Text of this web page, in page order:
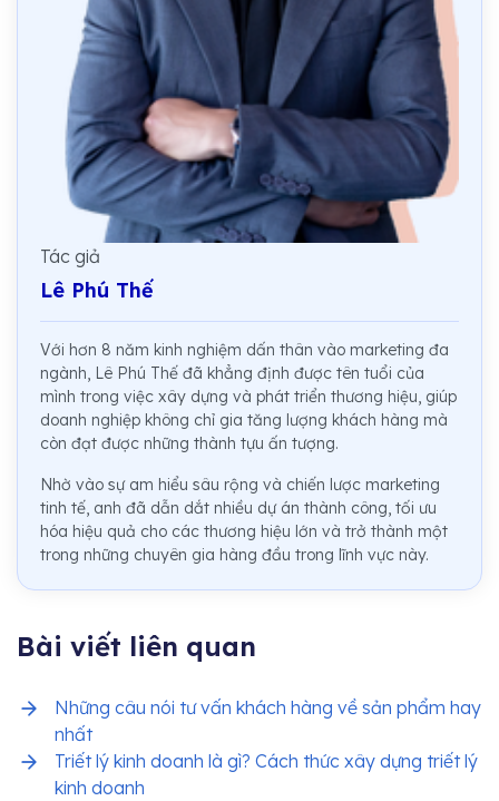
Tác giả
Lê Phú Thế
Với hơn 8 năm kinh nghiệm dấn thân vào marketing đa
ngành, Lê Phú Thế đã khẳng định được tên tuổi của
mình trong việc xây dựng và phát triển thương hiệu, giúp
doanh nghiệp không chỉ gia tăng lượng khách hàng mà
còn đạt được những thành tựu ấn tượng.
Nhờ vào sự am hiểu sâu rộng và chiến lược marketing
tinh tế, anh đã dẫn dắt nhiều dự án thành công, tối ưu
hóa hiệu quả cho các thương hiệu lớn và trở thành một
trong những chuyên gia hàng đầu trong lĩnh vực này.
Bài viết liên quan
Những câu nói tư vấn khách hàng về sản phẩm hay
nhất
Triết lý kinh doanh là gì? Cách thức xây dựng triết lý
kinh doanh